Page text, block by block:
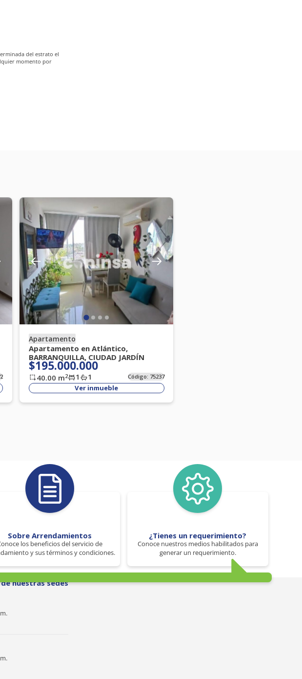
del estrato el
momento por
Apartamento
Apartamento en Atlántico,
BARRANQUILLA, CIUDAD JARDÍN
$195.000.000
40.00 m2 1 1 Código: 75237
Ver inmueble
Sobre Arrendamientos
los beneficios del servicio de
y sus términos y condiciones.
¿Tienes un requerimiento?
Conoce nuestros medios habilitados para
generar un requerimiento.
nuestras sedes